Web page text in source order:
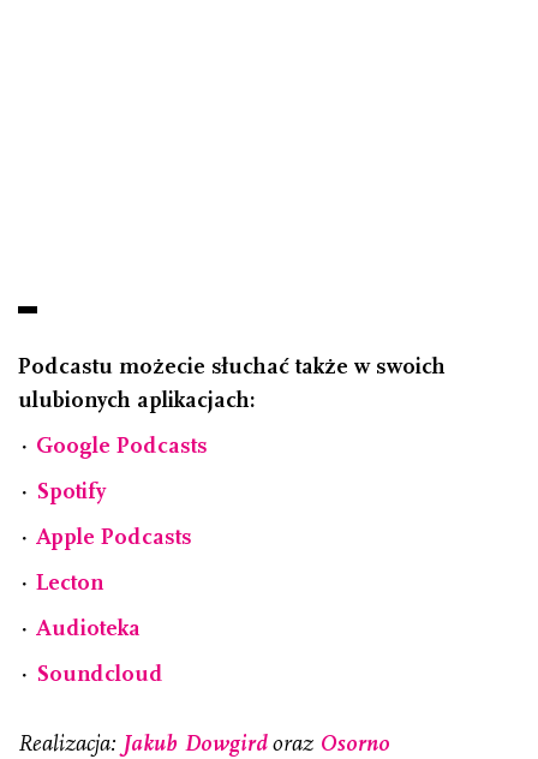
Podcastu możecie słuchać także w swoich
ulubionych aplikacjach:
⋅ Google Podcasts
⋅ Spotify
⋅ Apple Podcasts
⋅ Lecton
⋅ Audioteka
⋅ Soundcloud
Realizacja: Jakub Dowgirdoraz Osorno